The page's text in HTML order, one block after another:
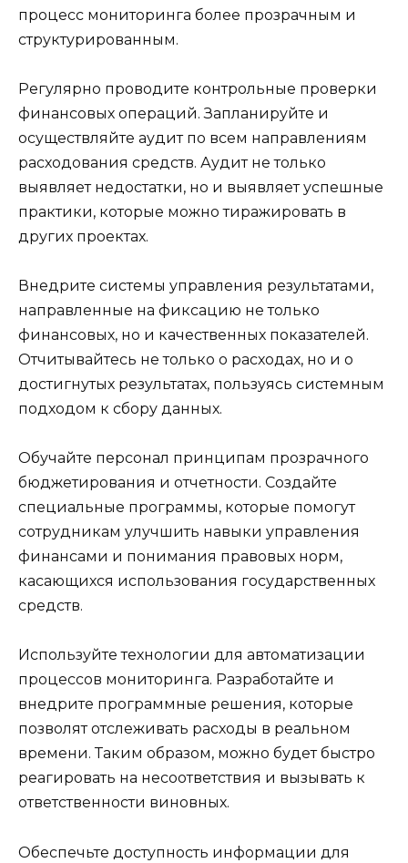
процесс мониторинга более прозрачным и
структурированным.
Регулярно проводите контрольные проверки
финансовых операций. Запланируйте и
осуществляйте аудит по всем направлениям
расходования средств. Аудит не только
выявляет недостатки, но и выявляет успешные
практики, которые можно тиражировать в
других проектах.
Внедрите системы управления результатами,
направленные на фиксацию не только
финансовых, но и качественных показателей.
Отчитывайтесь не только о расходах, но и о
достигнутых результатах, пользуясь системным
подходом к сбору данных.
Обучайте персонал принципам прозрачного
бюджетирования и отчетности. Создайте
специальные программы, которые помогут
сотрудникам улучшить навыки управления
финансами и понимания правовых норм,
касающихся использования государственных
средств.
Используйте технологии для автоматизации
процессов мониторинга. Разработайте и
внедрите программные решения, которые
позволят отслеживать расходы в реальном
времени. Таким образом, можно будет быстро
реагировать на несоответствия и вызывать к
ответственности виновных.
Обеспечьте доступность информации для